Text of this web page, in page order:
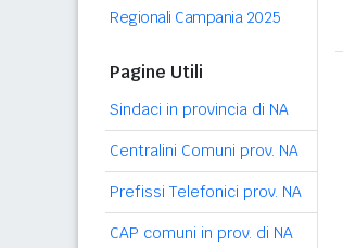
Regionali Campania 2025
Pagine Utili
Sindaci in provincia di NA
Centralini Comuni prov. NA
Prefissi Telefonici prov. NA
CAP comuni in prov. di NA